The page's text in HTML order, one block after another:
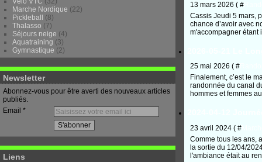
Marche Nordique (22)
Pickleball
(8)
Thalasso (7)
Séjours neige (4)
Aquatraining (3)
Gymnastique (2)
Newsletter
Abonnez-vous pour être averti des nouveaux articles
publiés.
Email
Liens
13 mars 2026 ( #
Cassis Jeudi 5 mars,
chance d’avoir avec
m'accompagner étant
25 mai 2026 ( #
Finalement, c’est le
randonnée du canal
hommes et femmes
23 avril 2024 ( #
Comme tous les ans,
la sortie du 12/04/
l'ambiance était au